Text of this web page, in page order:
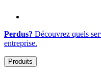
Perdus? Découvrez quels
entreprise.
Produits